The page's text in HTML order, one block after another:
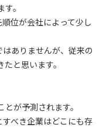
。
位が会社によって少し
ありませんが、従来の
と思います。
が予測されます。
べき企業はどこにも存